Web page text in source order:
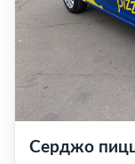
Серджо